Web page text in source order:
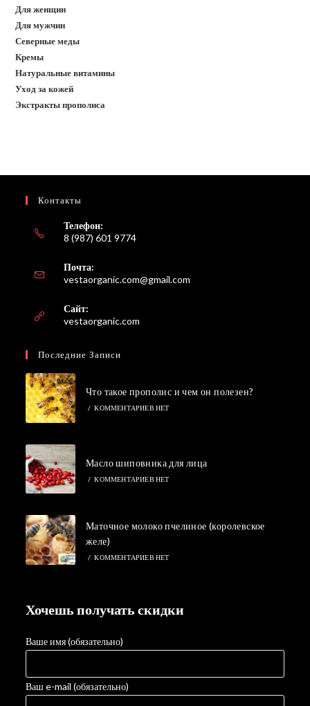
Для женщин
Для мужчин
Северные меды
Кремы
Натуральные витамины
Уход за кожей
Экстракты прополиса
Контакты
Телефон:
8 (987) 601 9774
Почта:
vestaorganic.com@gmail.com
Сайт:
vestaorganic.com
Последние Записи
Что такое прополис и чем он полезен?
/ КОММЕНТАРИЕВ НЕТ
Масло шиповника для лица
/ КОММЕНТАРИЕВ НЕТ
Маточное молоко пчелиное (королевское
желе)
/ КОММЕНТАРИЕВ НЕТ
Хочешь получать скидки
Ваше имя (обязательно)
Ваш e-mail (обязательно)